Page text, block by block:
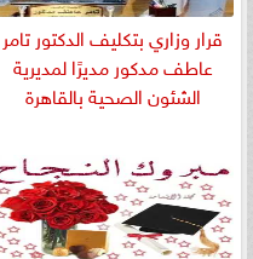
قرار وزاري بتكليف الدكتور تامر
عاطف مدكور مديرًا لمديرية
الشئون الصحية بالقاهرة